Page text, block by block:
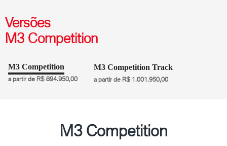
Versões
M3 Competition
M3 Competition
a partir de R$ 894.950,00
M3 Competition Track
a partir de R$ 1.001.950,00
M3 Competition